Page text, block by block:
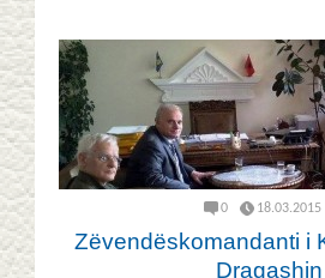
0 18.03.2015
Zëvendëskomandanti i
Dragashin